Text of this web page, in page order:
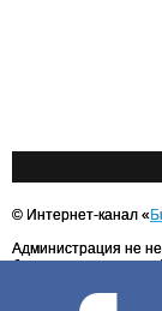
© Интернет-канал «
Администрация не
блоггерами
Все права на любые